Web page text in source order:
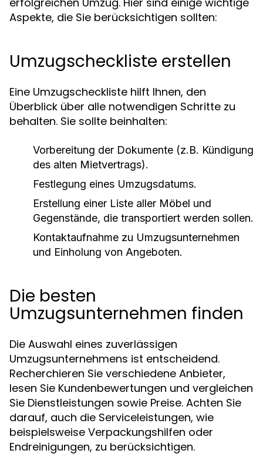
Aspekte, die Sie berücksichtigen sollten:
Umzugscheckliste erstellen
Eine Umzugscheckliste hilft Ihnen, den
Überblick über alle notwendigen Schritte zu
behalten. Sie sollte beinhalten:
Vorbereitung der Dokumente (z.B. Kündigung
des alten Mietvertrags).
Festlegung eines Umzugsdatums.
Erstellung einer Liste aller Möbel und
Gegenstände, die transportiert werden sollen.
Kontaktaufnahme zu Umzugsunternehmen
und Einholung von Angeboten.
Die besten
Umzugsunternehmen finden
Die Auswahl eines zuverlässigen
Umzugsunternehmens ist entscheidend.
Recherchieren Sie verschiedene Anbieter,
lesen Sie Kundenbewertungen und vergleichen
Sie Dienstleistungen sowie Preise. Achten Sie
darauf, auch die Serviceleistungen, wie
beispielsweise Verpackungshilfen oder
Endreinigungen, zu berücksichtigen.